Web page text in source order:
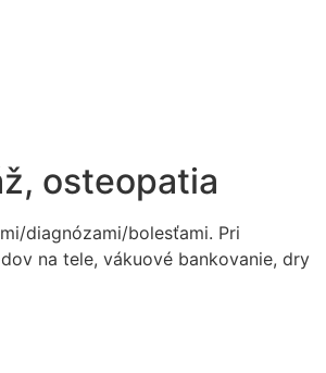
osteopatia
diagnózami/bolesťami. Pri
na tele, vákuové bankovanie, dry